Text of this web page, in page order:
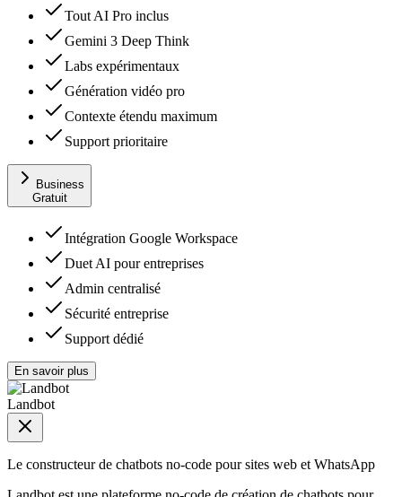
Tout AI Pro inclus
Gemini 3 Deep Think
Labs expérimentaux
Génération vidéo pro
Contexte étendu maximum
Support prioritaire
Business
Gratuit
Intégration Google Workspace
Duet AI pour entreprises
Admin centralisé
Sécurité entreprise
Support dédié
En savoir plus
Landbot
Le constructeur de chatbots no-code pour sites web et WhatsApp